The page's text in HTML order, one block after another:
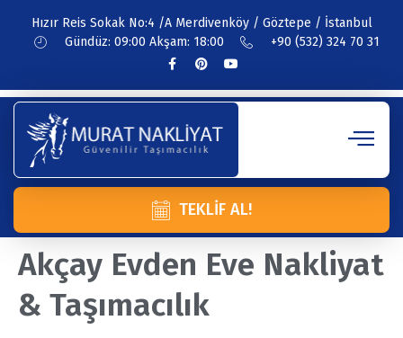
Hızır Reis Sokak No:4 /A Merdivenköy / Göztepe / İstanbul
Gündüz: 09:00 Akşam: 18:00
+90 (532) 324 70 31
TEKLIF AL!
Akçay Evden Eve Nakliyat
& Taşımacılık